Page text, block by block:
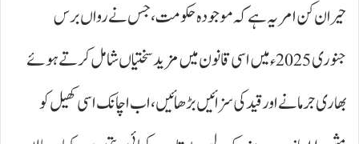
حیران کن امر یہ ہے کہ موجودہ حکومت، جس نے رواں برس
جنوری 2025ء میں اسی قانون میں مزید سختیاں شامل کرتے ہوئے
بھاری جرمانے اور قید کی سزائیں بڑھائیں، اب اچانک اسی کھیل کو